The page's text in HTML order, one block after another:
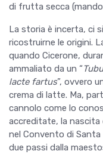
di frutta secca
La storia è incerta, ci
ricostruirne le origini.
quando Cicerone,
ammaliato da un “
lacte fartus”, ovvero
crema di latte. Ma,
cannolo come lo
accreditate, la nascita
nel Convento di Santa
due passi dalla